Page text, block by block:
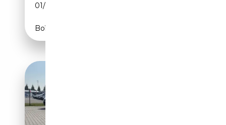
01/2010
Boîte automatique